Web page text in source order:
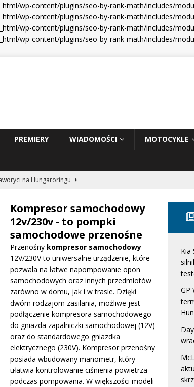
wp-content/plugins/seo-by-rank-math/includes/
wp-content/plugins/seo-by-rank-math/includes/
wp-content/plugins/seo-by-rank-math/includes/
wp-content/plugins/seo-by-rank-math/includes/
PREMIERY WIADOMOŚCI MOTOCYKLE
na Hungaroringu
NASCAR
WIADOMOŚCI
i testuje skrzydło Macarena
WIADOMOŚCI
wrażenia z jazdy testowej
Kompresor samochodowy
12v/230v - to pompki
samochodowe przenośne
Przenośny kompresor samochodowy
12V/230V to uniwersalne urządzenie, które
pozwala na łatwe napompowanie opon
samochodowych oraz innych przedmiotów
zarówno w domu, jak i w trasie. Dzięki
dwóm rodzajom zasilania, możliwe jest
podłączenie kompresora samochodowego
do gniazda zapalniczki samochodowej (12V)
oraz do standardowego gniazdka
elektrycznego (230V). Kompresor przenośny
posiada wbudowany manometr, który
ułatwia kontrolowanie ciśnienia powietrza
podczas pompowania. W większości modeli
Kia
GP